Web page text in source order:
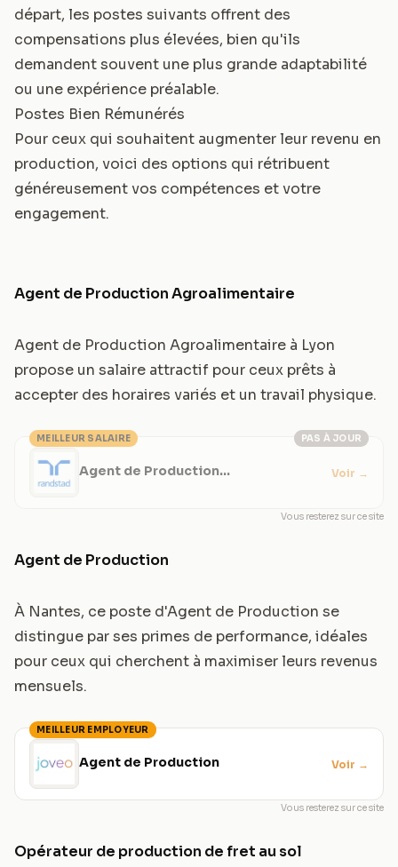
départ, les postes suivants offrent des
compensations plus élevées, bien qu'ils
demandent souvent une plus grande adaptabilité
ou une expérience préalable.
Postes Bien Rémunérés
Pour ceux qui souhaitent augmenter leur revenu en
production, voici des options qui rétribuent
généreusement vos compétences et votre
engagement.
Agent de Production Agroalimentaire
Agent de Production Agroalimentaire à Lyon
propose un salaire attractif pour ceux prêts à
accepter des horaires variés et un travail physique.
PAS À JOUR
MEILLEUR SALAIRE
Agent de Production
Voir →
Vous resterez sur ce site
Agent de Production
À Nantes, ce poste d'Agent de Production se
distingue par ses primes de performance, idéales
pour ceux qui cherchent à maximiser leurs revenus
mensuels.
MEILLEUR EMPLOYEUR
Agent de Production Voir →
Vous resterez sur ce site
Opérateur de production de fret au sol